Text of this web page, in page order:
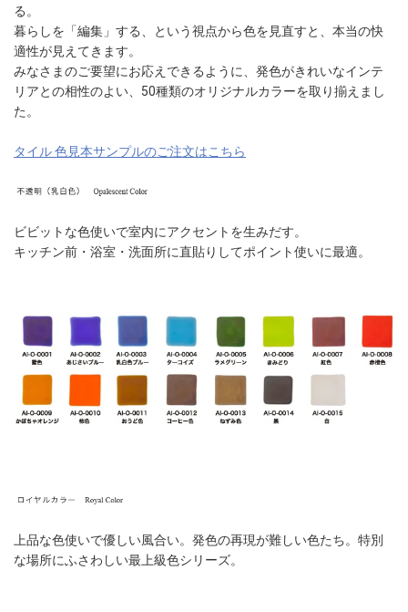
る。
暮らしを「編集」する、という視点から色を見直すと、本当の快
適性が見えてきます。
みなさまのご要望にお応えできるように、発色がきれいなインテ
リアとの相性のよい、50種類のオリジナルカラーを取り揃えまし
た。
タイル 色見本サンプルのご注文はこちら
ビビットな色使いで室内にアクセントを生みだす。
キッチン前・浴室・洗面所に直貼りしてポイント使いに最適。
上品な色使いで優しい風合い。発色の再現が難しい色たち。特別
な場所にふさわしい最上級色シリーズ。